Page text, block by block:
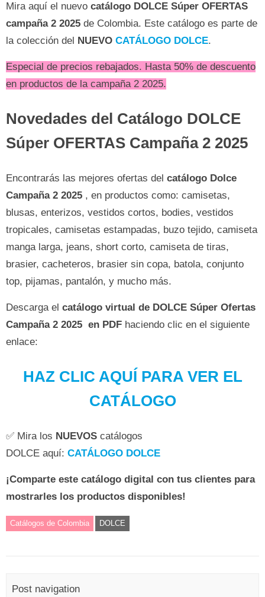
Mira aquí el nuevo catálogo DOLCE Súper OFERTAS
campaña 2 2025 de Colombia. Este catálogo es parte de
la colección del NUEVO CATÁLOGO DOLCE.
Especial de precios rebajados. Hasta 50% de descuento
en productos de la campaña 2 2025.
Novedades del Catálogo DOLCE
Súper OFERTAS Campaña 2 2025
Encontrarás las mejores ofertas del catálogo Dolce
Campaña 2 2025 , en productos como: camisetas,
blusas, enterizos, vestidos cortos, bodies, vestidos
tropicales, camisetas estampadas, buzo tejido, camiseta
manga larga, jeans, short corto, camiseta de tiras,
brasier, cacheteros, brasier sin copa, batola, conjunto
top, pijamas, pantalón, y mucho más.
Descarga el catálogo virtual de DOLCE Súper Ofertas
Campaña 2 2025 en PDF haciendo clic en el siguiente
enlace:
HAZ CLIC AQUÍ PARA VER EL
CATÁLOGO
✅ Mira los NUEVOS catálogos
DOLCE aquí: CATÁLOGO DOLCE
¡Comparte este catálogo digital con tus clientes para
mostrarles los productos disponibles!
Catálogos de Colombia DOLCE
Post navigation